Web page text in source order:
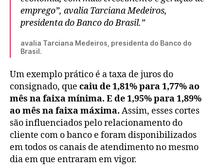
emprego”, avalia Tarciana Medeiros,
presidenta do Banco do Brasil.”
avalia Tarciana Medeiros, presidenta do Banco do
Brasil.
Um exemplo prático é a taxa de juros do
consignado, que caiu de 1,81% para 1,77% ao
mês na faixa mínima. E de 1,95% para 1,89%
ao mês na faixa máxima. Assim, esses cortes
são influenciados pelo relacionamento do
cliente com o banco e foram disponibilizados
em todos os canais de atendimento no mesmo
dia em que entraram em vigor.